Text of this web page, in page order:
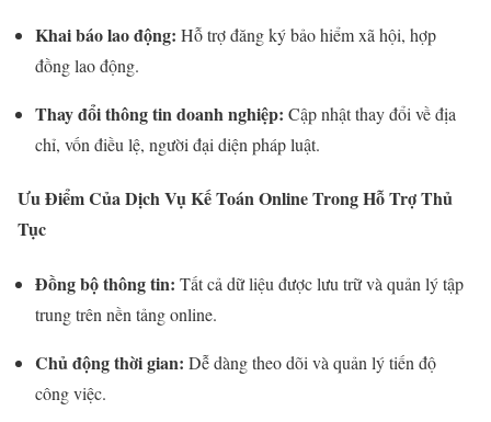
Khai báo lao động: Hỗ trợ đăng ký bảo hiểm xã hội, hợp
đồng lao động.
Thay đổi thông tin doanh nghiệp: Cập nhật thay đổi về địa
chỉ, vốn điều lệ, người đại diện pháp luật.
Ưu Điểm Của Dịch Vụ Kế Toán Online Trong Hỗ Trợ Thủ
Tục
Đồng bộ thông tin: Tất cả dữ liệu được lưu trữ và quản lý tập
trung trên nền tảng online.
Chủ động thời gian: Dễ dàng theo dõi và quản lý tiến độ
công việc.